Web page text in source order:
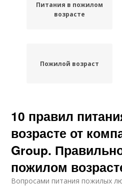
Питания в пожилом
возрасте
Пожилой возраст
10 правил
возрасте от
Group.
пожилом
Вопросами питания пожилых